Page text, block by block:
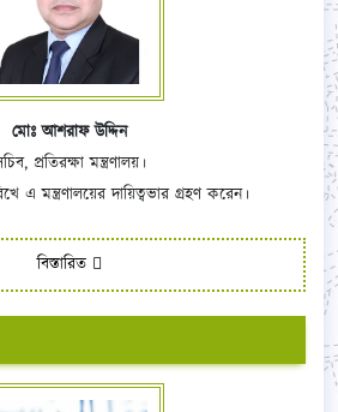
মোঃ আশরাফ উদ্দিন
প্রতিরক্ষা মন্ত্রণালয়।
এ মন্ত্রণালয়ের দায়িত্বভার গ্রহণ করেন।
বিস্তারিত